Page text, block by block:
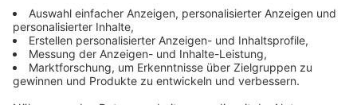
die Schonzeit verstößt, muss mit einem Bußgeld von
bis zu 50.000 Euro rechnen. Bei Unklarheiten wendet
euch am besten an die Naturschutzbehörde.
Anzeige